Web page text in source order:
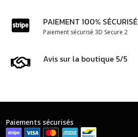
PAIEMENT 100% SÉCURISÉ
Paiement sécurisé 3D Secure 2
Avis sur la boutique 5/5
Paiements sécurisés